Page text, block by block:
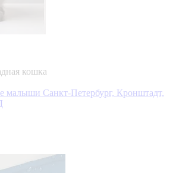
кошка
малыши Санкт-Петербург, Кронштадт,